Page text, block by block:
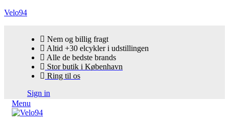
Velo94
Nem og billig fragt
Altid +30 elcykler i udstillingen
Alle de bedste brands
Stor butik i København
Ring til os
Sign in
Menu